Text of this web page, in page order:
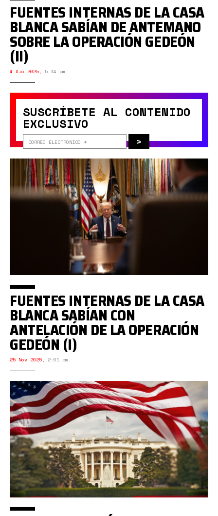
SUSCRÍBETE AL CONTENIDO
EXCLUSIVO
>
FUENTES INTERNAS DE LA CASA
BLANCA SABÍAN DE ANTEMANO
SOBRE LA OPERACIÓN GEDEÓN
(II)
4 Dic 2025, 5:14 pm.
FUENTES INTERNAS DE LA CASA
BLANCA SABÍAN CON
ANTELACIÓN DE LA OPERACIÓN
GEDEÓN (I)
25 Nov 2025, 2:01 pm.